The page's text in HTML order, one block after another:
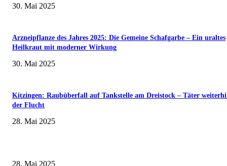
30. Mai 2025
Arzneipflanze des Jahres 2025: Die Gemeine Schafgarbe – Ein uraltes
Heilkraut mit moderner Wirkung
30. Mai 2025
Kitzingen: Raubüberfall auf Tankstelle am Dreistock – Täter
der Flucht
28. Mai 2025
28. Mai 2025